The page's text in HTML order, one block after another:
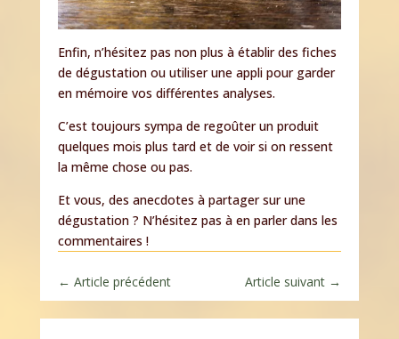
Enfin, n’hésitez pas non plus à établir des fiches
de dégustation ou utiliser une appli pour garder
en mémoire vos différentes analyses.
C’est toujours sympa de regoûter un produit
quelques mois plus tard et de voir si on ressent
la même chose ou pas.
Et vous, des anecdotes à partager sur une
dégustation ? N’hésitez pas à en parler dans les
commentaires !
← Article précédent Article suivant →